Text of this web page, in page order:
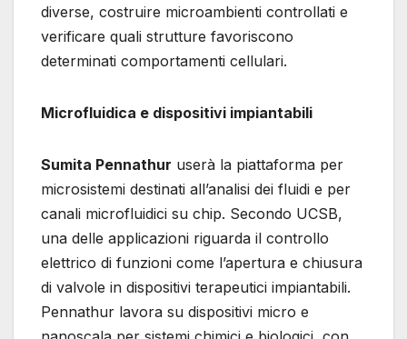
diverse, costruire microambienti controllati e
verificare quali strutture favoriscono
determinati comportamenti cellulari.
Microfluidica e dispositivi impiantabili
Sumita Pennathur userà la piattaforma per
microsistemi destinati all’analisi dei fluidi e per
canali microfluidici su chip. Secondo UCSB,
una delle applicazioni riguarda il controllo
elettrico di funzioni come l’apertura e chiusura
di valvole in dispositivi terapeutici impiantabili.
Pennathur lavora su dispositivi micro e